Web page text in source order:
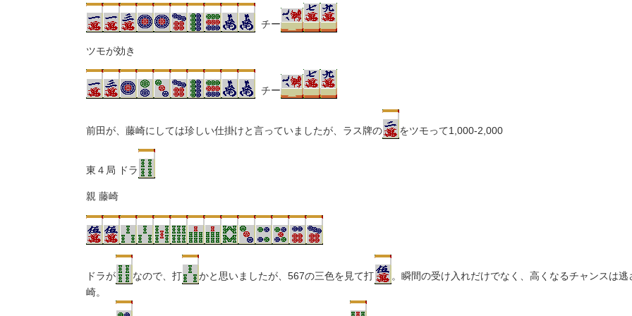
チー
ツモが効き
チー
前田が、藤崎にしては珍しい仕掛けと言っていましたが、ラス牌の をツモって1,000-2,000
東４局 ドラ
親 藤崎
ドラが なので、打 かと思いましたが、567の三色を見て打
。瞬間の受け入れだけでなく、高くなるチャンスは逃
崎。